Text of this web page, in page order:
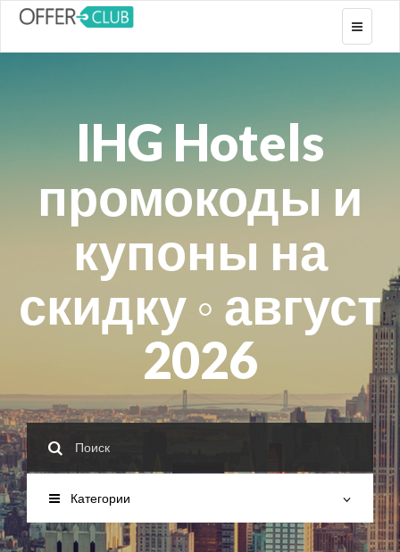
Toggle
IHG Hotels
промокоды и
купоны на
скидку ◦ август
2026
Категории